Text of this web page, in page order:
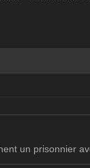
un prisonnier